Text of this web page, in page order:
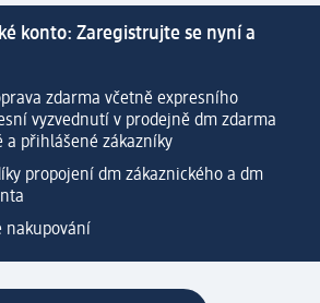
konto: Zaregistrujte se nyní a
zdarma včetně expresního
vyzvednutí v prodejně dm zdarma
a přihlášené zákazníky
propojení dm zákaznického a dm
nakupování